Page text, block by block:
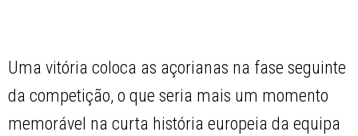
Uma vitória coloca as açorianas na fase seguinte
da competição, o que seria mais um momento
memorável na curta história europeia da equipa